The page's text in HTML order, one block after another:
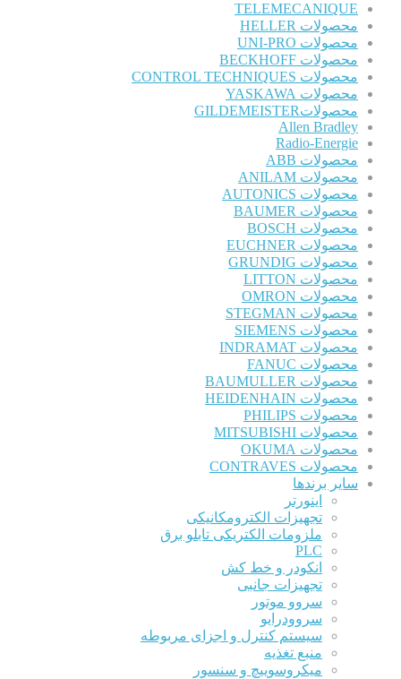
TELEMECANIQUE
محصولات HELLER
محصولات UNI-PRO
محصولات BECKHOFF
محصولات CONTROL TECHNIQUES
محصولات YASKAWA
محصولاتGILDEMEISTER
Allen Bradley
Radio-Energie
محصولات ABB
محصولات ANILAM
محصولات AUTONICS
محصولات BAUMER
محصولات BOSCH
محصولات EUCHNER
محصولات GRUNDIG
محصولات LITTON
محصولات OMRON
محصولات STEGMAN
محصولات SIEMENS
محصولات INDRAMAT
محصولات FANUC
محصولات BAUMULLER
محصولات HEIDENHAIN
محصولات PHILIPS
محصولات MITSUBISHI
محصولات OKUMA
محصولات CONTRAVES
سایر برندها
اینورتر
تجهیزات الکترومکانیکی
ملزومات الکتریکی تابلو برق
PLC
انکودر و خط کش
تجهیزات جانبی
سروو موتور
سروودرایو
سیستم کنترل و اجزای مربوطه
منبع تغذیه
میکروسوییچ و سنسور